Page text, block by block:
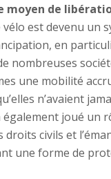
moyen de
vélo est devenu un
en
nombreuses
une mobilité
n’avaient
joué un
droits civils et
une forme de